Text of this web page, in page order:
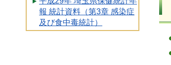
報 統計資料（第3章 感染症
及び食中毒統計）